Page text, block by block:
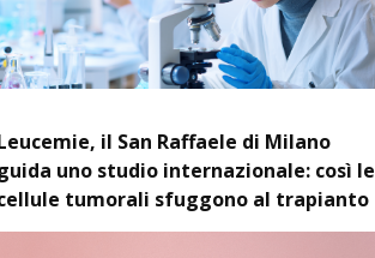
il San Raffaele di Milano
uno studio internazionale: così le
tumorali sfuggono al trapianto